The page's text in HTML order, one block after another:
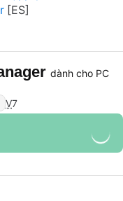
dành cho PC
V7